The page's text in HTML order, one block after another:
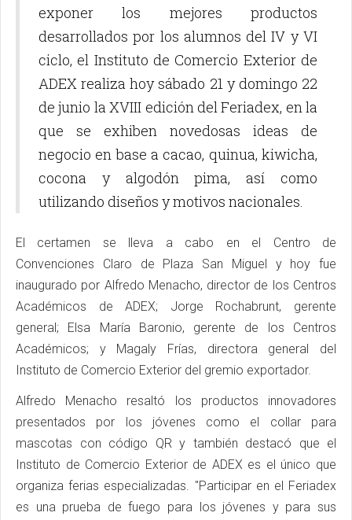
exponer los mejores productos
desarrollados por los alumnos del IV y VI
ciclo, el Instituto de Comercio Exterior de
ADEX realiza hoy sábado 21 y domingo 22
de junio la XVIII edición del Feriadex, en la
que se exhiben novedosas ideas de
negocio en base a cacao, quinua, kiwicha,
cocona y algodón pima, así como
utilizando diseños y motivos nacionales.
El certamen se lleva a cabo en el Centro de
Convenciones Claro de Plaza San Miguel y hoy fue
inaugurado por Alfredo Menacho, director de los Centros
Académicos de ADEX; Jorge Rochabrunt, gerente
general; Elsa María Baronio, gerente de los Centros
Académicos; y Magaly Frías, directora general del
Instituto de Comercio Exterior del gremio exportador.
Alfredo Menacho resaltó los productos innovadores
presentados por los jóvenes como el collar para
mascotas con código QR y también destacó que el
Instituto de Comercio Exterior de ADEX es el único que
organiza ferias especializadas. "Participar en el Feriadex
es una prueba de fuego para los jóvenes y para sus